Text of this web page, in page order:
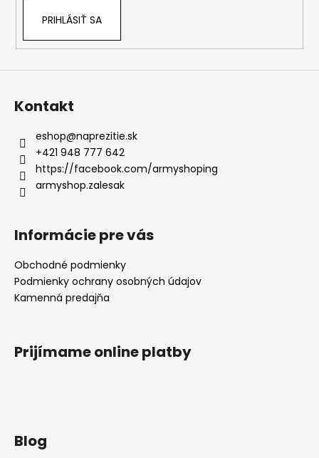
PRIHLÁSIŤ SA
Kontakt
eshop@naprezitie.sk
+421 948 777 642
https://facebook.com/armyshoping
armyshop.zalesak
Informácie pre vás
Obchodné podmienky
Podmienky ochrany osobných údajov
Kamenná predajňa
Prijímame online platby
Blog